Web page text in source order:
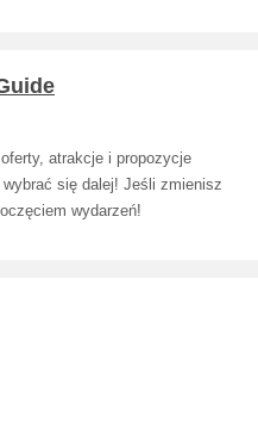
atrakcje i propozycje
się dalej! Jeśli zmienisz
wydarzeń!